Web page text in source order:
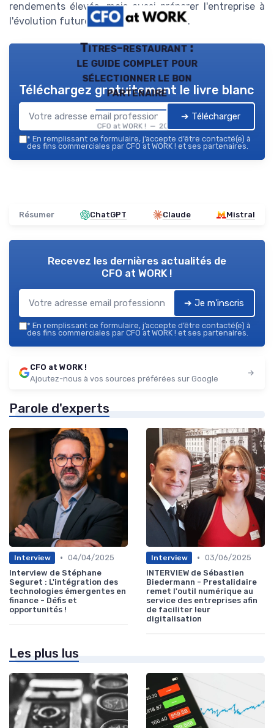
rendements élevés, mais aussi préparer l'entreprise à
l'évolution future du paysage financier.
Titres-restaurant :
le guide complet pour
sélectionner le bon
partenaire
CFO at WORK ! — 2026
Téléchargez gratuitement le livre blanc
➔ Télécharger
* En remplissant ce formulaire, j’accepte d’être contacté(e) à
des fins commerciales par CFO at WORK ! et ses partenaires.
Résumer ChatGPT Claude Mistral
Recevez les dernières actualités de
CFO at WORK !
➔ Je m'inscris
* En remplissant ce formulaire, j’accepte d’être contacté(e) à
des fins commerciales par CFO at WORK ! et ses partenaires.
CFO at WORK !
Ajoutez-nous à vos sources préférées sur Google
Parole d'experts
Interview • 04/04/2025
Interview de Stéphane
Seguret : L'intégration des
technologies émergentes en
finance - Défis et
opportunités !
Interview • 03/06/2025
INTERVIEW de Sébastien
Biedermann - Prestalidaire
remet l'outil numérique au
service des entreprises afin
de faciliter leur
digitalisation
Les plus lus